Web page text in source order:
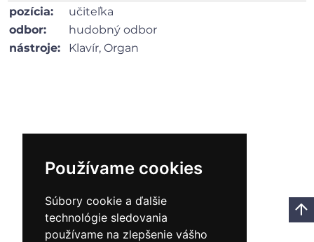
Používame cookies
Súbory cookie a ďalšie
technológie sledovania
používame na zlepšenie vášho
pozícia:
učiteľka
odbor:
hudobný odbor
nástroje:
Klavír, Organ
Hudba je zjavením vyššieho rozumu a múdrosti.
Ludwig van Beethoven